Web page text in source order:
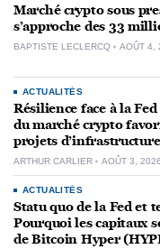
Marché crypto sous
s’approche des 33
BAPTISTE LECLERCQ AOÛT 4,
ACTUALITÉS
Résilience face à la
du marché crypto
projets
ARTHUR CARLIER AOÛT 3, 2026
ACTUALITÉS
Statu quo de la Fed et
Pourquoi les capitaux
de Bitcoin Hyper